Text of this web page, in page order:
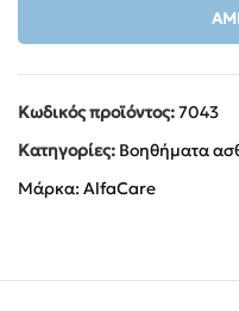
Κωδικός προϊόντος:7043
Κατηγορίες: Βοηθήματα
Μάρκα: AlfaCare